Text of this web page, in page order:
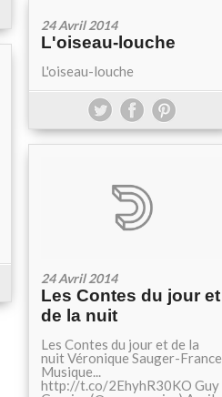
24 Avril 2014
L'oiseau-louche
L'oiseau-louche
24 Avril 2014
Les Contes du jour et
de la nuit
Les Contes du jour et de la
nuit Véronique Sauger-France
Musique...
http://t.co/2EhyhR30KO Guy